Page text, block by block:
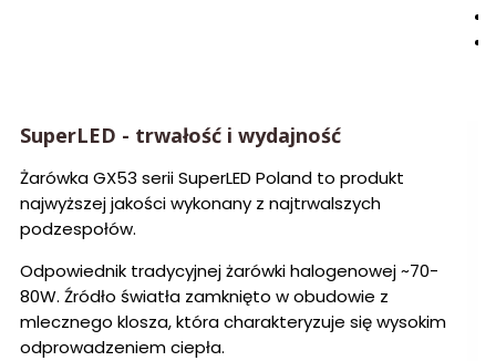
SuperLED - trwałość i wydajność
Żarówka GX53 serii SuperLED Poland to produkt
najwyższej jakości wykonany z najtrwalszych
podzespołów.
Odpowiednik tradycyjnej żarówki halogenowej ~70-
80W. Źródło światła zamknięto w obudowie z
mlecznego klosza, która charakteryzuje się wysokim
odprowadzeniem ciepła.